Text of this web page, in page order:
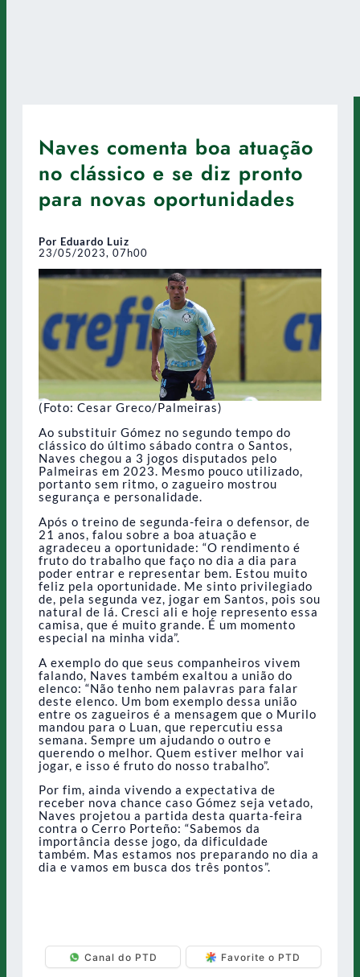
Naves comenta boa atuação
no clássico e se diz pronto
para novas oportunidades
Por Eduardo Luiz
23/05/2023, 07h00
(Foto: Cesar Greco/Palmeiras)
Ao substituir Gómez no segundo tempo do
clássico do último sábado contra o Santos,
Naves chegou a 3 jogos disputados pelo
Palmeiras em 2023. Mesmo pouco utilizado,
portanto sem ritmo, o zagueiro mostrou
segurança e personalidade.
Após o treino de segunda-feira o defensor, de
21 anos, falou sobre a boa atuação e
agradeceu a oportunidade: “O rendimento é
fruto do trabalho que faço no dia a dia para
poder entrar e representar bem. Estou muito
feliz pela oportunidade. Me sinto privilegiado
de, pela segunda vez, jogar em Santos, pois sou
natural de lá. Cresci ali e hoje represento essa
camisa, que é muito grande. É um momento
especial na minha vida”.
A exemplo do que seus companheiros vivem
falando, Naves também exaltou a união do
elenco: “Não tenho nem palavras para falar
deste elenco. Um bom exemplo dessa união
entre os zagueiros é a mensagem que o Murilo
mandou para o Luan, que repercutiu essa
semana. Sempre um ajudando o outro e
querendo o melhor. Quem estiver melhor vai
jogar, e isso é fruto do nosso trabalho”.
Por fim, ainda vivendo a expectativa de
receber nova chance caso Gómez seja vetado,
Naves projetou a partida desta quarta-feira
contra o Cerro Porteño: “Sabemos da
importância desse jogo, da dificuldade
também. Mas estamos nos preparando no dia a
dia e vamos em busca dos três pontos”.
Canal do PTD Favorite o PTD